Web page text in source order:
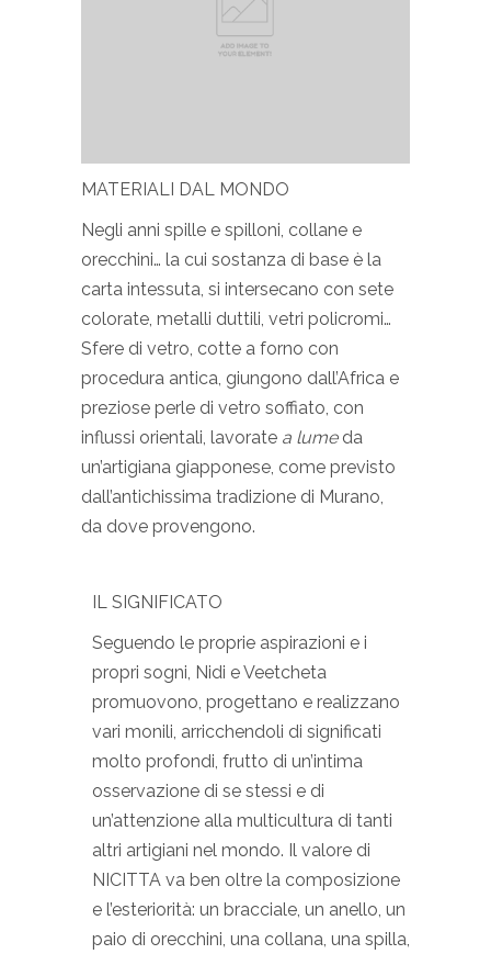
MATERIALI DAL MONDO
Negli anni spille e spilloni, collane e
orecchini… la cui sostanza di base è la
carta intessuta, si intersecano con sete
colorate, metalli duttili, vetri policromi…
Sfere di vetro, cotte a forno con
procedura antica, giungono dall’Africa e
preziose perle di vetro soffiato, con
influssi orientali, lavorate a lumeda
un’artigiana giapponese, come previsto
dall’antichissima tradizione di Murano,
da dove provengono.
IL SIGNIFICATO
Seguendo le proprie aspirazioni e i
propri sogni, Nidi e Veetcheta
promuovono, progettano e realizzano
vari monili, arricchendoli di significati
molto profondi, frutto di un’intima
osservazione di se stessi e di
un’attenzione alla multicultura di tanti
altri artigiani nel mondo. Il valore di
NICITTA va ben oltre la composizione
e l’esteriorità: un bracciale, un anello, un
paio di orecchini, una collana, una spilla,